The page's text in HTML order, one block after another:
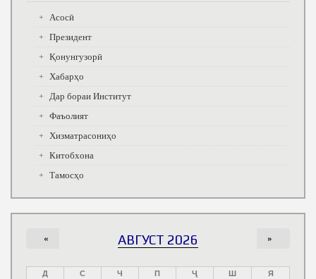
Асосӣ
Президент
Қонунгузорӣ
Хабарҳо
Дар бораи Институт
Фаъолият
Хизматрасониҳо
Китобхона
Тамосҳо
АВГУСТ 2026
« »
Д С Ч П Ҷ Ш
Я